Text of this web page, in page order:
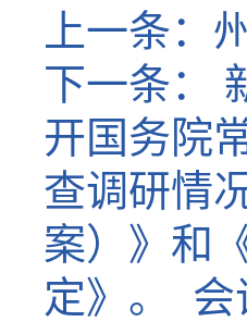
上一条：
下一条：
开国务院
查调研情
案）》和
定》。